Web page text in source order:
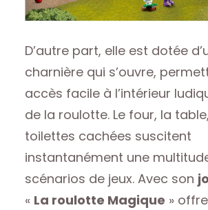
D’autre part, elle est dotée
charnière qui s’ouvre,
accès facile à l’intérieur
de la roulotte. Le four, la
toilettes cachées suscitent
instantanément une
scénarios de jeux. Avec son
« La roulotte Magique » offre